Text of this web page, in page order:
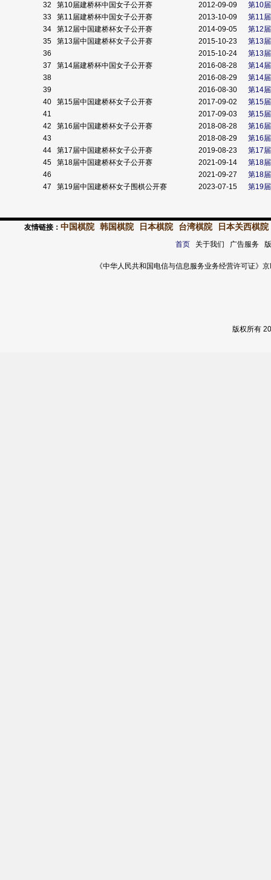
32
第10届建桥杯中国女子公开赛 2012-09-09
第10
33
第11届建桥杯中国女子公开赛 2013-10-09
第11
34
第12届中国建桥杯女子公开赛 2014-09-05
第12
35
第13届中国建桥杯女子公开赛 2015-10-23
第13
36
2015-10-24
第13
37
第14届建桥杯中国女子公开赛 2016-08-28
第14
38
2016-08-29
第14
39
2016-08-30
第14
40
第15届中国建桥杯女子公开赛 2017-09-02
第15
41
2017-09-03
第15
42
第16届中国建桥杯女子公开赛 2018-08-28
第16
43
2018-08-29
第16
44
第17届中国建桥杯女子公开赛 2019-08-23
第17
45
第18届中国建桥杯女子公开赛 2021-09-14
第18
46
2021-09-27
第18
47
第19届中国建桥杯女子围棋公开赛 2023-07-15 第19
友情链接： 中国棋院 韩国棋院 日本棋院 台湾棋院 日本关西棋院
首页关于我们 广告服务
《中华人民共和国电信与信息服务业务经营许可证
版权所有